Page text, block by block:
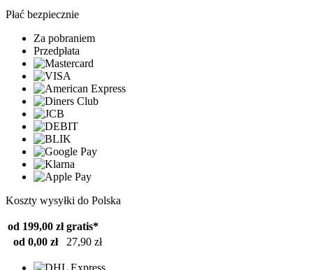
Płać bezpiecznie
Za pobraniem
Przedpłata
Koszty wysyłki do Polska
od 199,00 zł gratis*
od 0,00 zł
27,90 zł